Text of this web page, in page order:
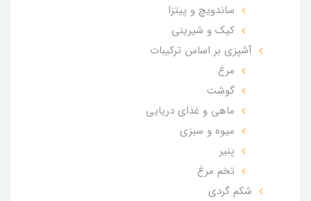
ساندویچ و پیتزا
کیک و شیرینی
آشپزی بر اساس ترکیبات
مرغ
گوشت
ماهی و غذای دریایی
میوه و سبزی
پنیر
تخم مرغ
شکم گردی